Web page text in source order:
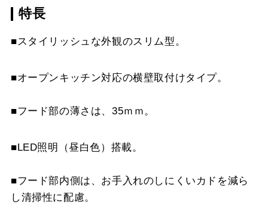
SKDC-D4555 SI
SKDC-D4555 SBK ¥16,830（税抜価格 ￥
SKDC-D5565 BK ¥14,300（税抜価格 ￥
SKDC-D5565 W
SKDC-D6575 BK
SASR-UP SI
特長
■スタイリッシュな外観のスリム型。
■オープンキッチン対応の横壁取付けタイプ。
■フード部の薄さは、35ｍｍ。
■LED照明（昼白色）搭載。
■フード部内側は、お手入れのしにくいカドを減ら
し清掃性に配慮。